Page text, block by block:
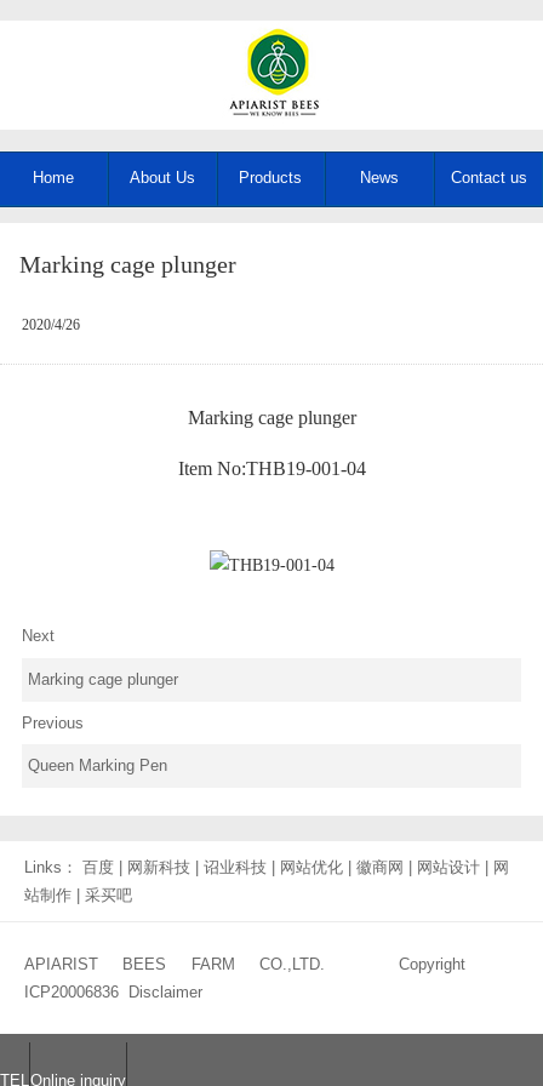
Home About Us Products News Contact us
Marking cage plunger
2020/4/26
Marking cage plunger
Item No:THB19-001-04
Next
Marking cage plunger
Previous
Queen Marking Pen
Links： 百度 | 网新科技 | 诏业科技 | 网站优化 | 徽商网 | 网站设计 | 网
站制作 | 采买吧
APIARIST BEES FARM CO.,LTD. Copyright
ICP20006836 Disclaimer
TEL Online inquiry